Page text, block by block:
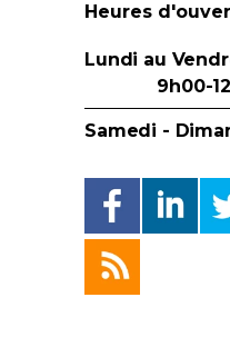
Heures
Lundi au
9h00-
Samedi -